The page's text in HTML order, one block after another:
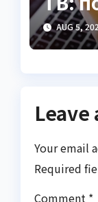
2026
AUG 5,
Leave
Your email
Required
Comment *